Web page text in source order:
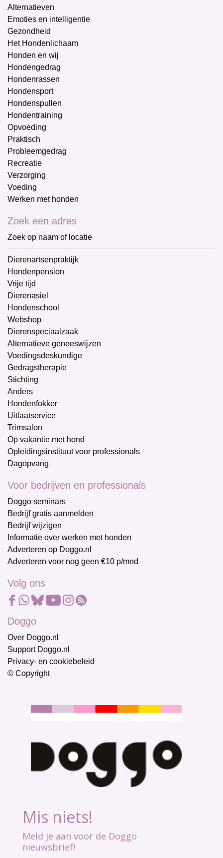
Alternatieven
Emoties en intelligentie
Gezondheid
Het Hondenlichaam
Honden en wij
Hondengedrag
Hondenrassen
Hondensport
Hondenspullen
Hondentraining
Opvoeding
Praktisch
Probleemgedrag
Recreatie
Verzorging
Voeding
Werken met honden
Zoek een adres
Zoek op naam of locatie
Dierenartsenpraktijk
Hondenpension
Vrije tijd
Dierenasiel
Hondenschool
Webshop
Dierenspeciaalzaak
Alternatieve geneeswijzen
Voedingsdeskundige
Gedragstherapie
Stichting
Anders
Hondenfokker
Uitlaatservice
Trimsalon
Op vakantie met hond
Opleidingsinstituut voor professionals
Dagopvang
Voor bedrijven en professionals
Doggo seminars
Bedrijf gratis aanmelden
Bedrijf wijzigen
Informatie over werken met honden
Adverteren op Doggo.nl
Adverteren voor nog geen €10 p/mnd
Volg ons
Doggo
Over Doggo.nl
Support Doggo.nl
Privacy- en cookiebeleid
© Copyright
Mis niets!
Meld je aan voor de Doggo
nieuwsbrief!